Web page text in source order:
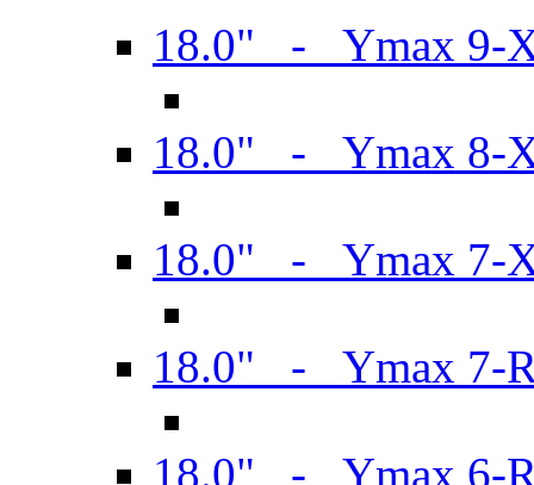
18.0" - Ymax 9-
18.0" - Ymax 8-
18.0" - Ymax 7-
18.0" - Ymax 7-
18.0" - Ymax 6-